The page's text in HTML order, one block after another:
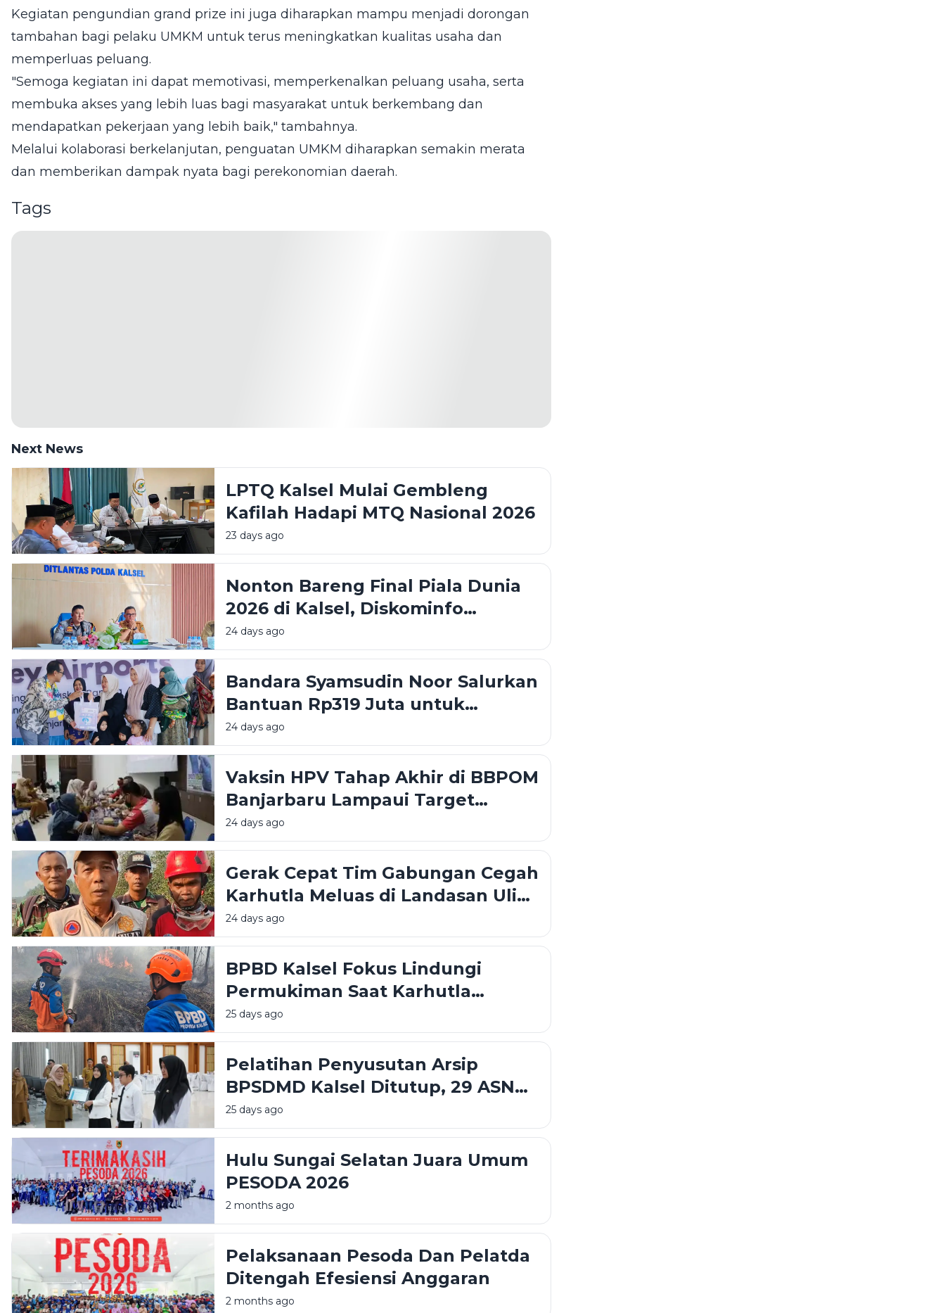
Kegiatan pengundian grand prize ini juga diharapkan mampu menjadi dorongan
tambahan bagi pelaku UMKM untuk terus meningkatkan kualitas usaha dan
memperluas peluang.
"Semoga kegiatan ini dapat memotivasi, memperkenalkan peluang usaha, serta
membuka akses yang lebih luas bagi masyarakat untuk berkembang dan
mendapatkan pekerjaan yang lebih baik," tambahnya.
Melalui kolaborasi berkelanjutan, penguatan UMKM diharapkan semakin merata
dan memberikan dampak nyata bagi perekonomian daerah.
Tags
Next News
LPTQ Kalsel Mulai Gembleng
Kafilah Hadapi MTQ Nasional 2026
23 days ago
Nonton Bareng Final Piala Dunia
2026 di Kalsel, Diskominfo
Siapkan Dukungan Teknis
24 days ago
Bandara Syamsudin Noor Salurkan
Bantuan Rp319 Juta untuk
Stunting hingga Rumah Layak
Huni
24 days ago
Vaksin HPV Tahap Akhir di BBPOM
Banjarbaru Lampaui Target
Peserta
24 days ago
Gerak Cepat Tim Gabungan Cegah
Karhutla Meluas di Landasan Ulin
Timur
24 days ago
BPBD Kalsel Fokus Lindungi
Permukiman Saat Karhutla
Meluas di Banjarbaru
25 days ago
Pelatihan Penyusutan Arsip
BPSDMD Kalsel Ditutup, 29 ASN
Lulus
25 days ago
Hulu Sungai Selatan Juara Umum
PESODA 2026
2 months ago
Pelaksanaan Pesoda Dan Pelatda
Ditengah Efesiensi Anggaran
2 months ago